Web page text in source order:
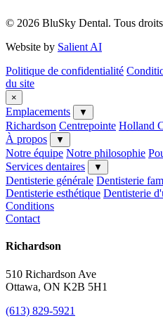
© 2026 BluSky Dental. Tous droits
Website by Salient AI
Politique de confidentialité
du site
×
Emplacements ▼
Richardson Centrepointe Holland
À propos
▼
Notre équipe Notre philosophie
Services dentaires
▼
Dentisterie générale Dentisterie
Dentisterie esthétique Dentisterie
Conditions
Contact
Richardson
510 Richardson Ave
Ottawa, ON K2B 5H1
(613) 829-5921